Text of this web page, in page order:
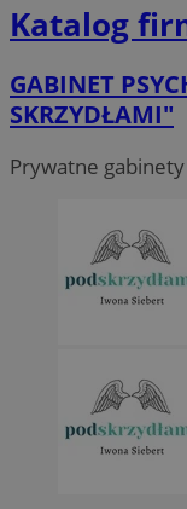
Katalog
GABINET
SKRZYDŁAMI"
Prywatne